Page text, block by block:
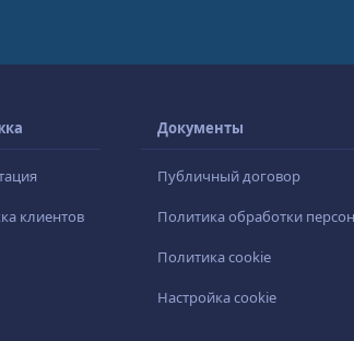
клиентов
Документы
Публичный договор
Политика обработки
Политика cookie
Настройка cookie